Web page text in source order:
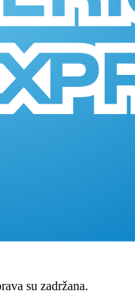
su zadržana.